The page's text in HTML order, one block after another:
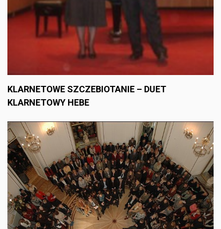
KLARNETOWE SZCZEBIOTANIE – DUET
KLARNETOWY HEBE